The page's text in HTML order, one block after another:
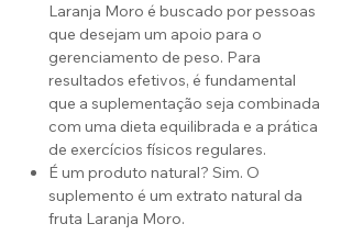
Laranja Moro é buscado por pessoas
que desejam um apoio para o
gerenciamento de peso. Para
resultados efetivos, é fundamental
que a suplementação seja combinada
com uma dieta equilibrada e a prática
de exercícios físicos regulares.
É um produto natural? Sim. O
suplemento é um extrato natural da
fruta Laranja Moro.